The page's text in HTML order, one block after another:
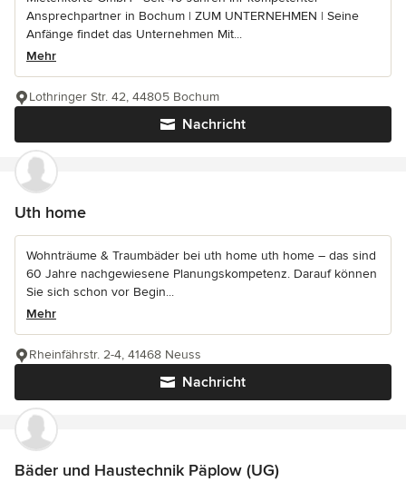
Ansprechpartner in Bochum | ZUM UNTERNEHMEN | Seine
Anfänge findet das Unternehmen Mit...
Mehr
Nachricht
Lothringer Str. 42, 44805 Bochum
Uth home
Wohnträume & Traumbäder bei uth home uth home – das sind
60 Jahre nachgewiesene Planungskompetenz. Darauf können
Sie sich schon vor Begin...
Mehr
Nachricht
Rheinfährstr. 2-4, 41468 Neuss
Bäder und Haustechnik Päplow (UG)